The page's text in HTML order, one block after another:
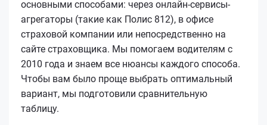
основными способами: через онлайн-сервисы-
агрегаторы (такие как Полис 812), в офисе
страховой компании или непосредственно на
сайте страховщика. Мы помогаем водителям с
2010 года и знаем все нюансы каждого способа.
Чтобы вам было проще выбрать оптимальный
вариант, мы подготовили сравнительную
таблицу.